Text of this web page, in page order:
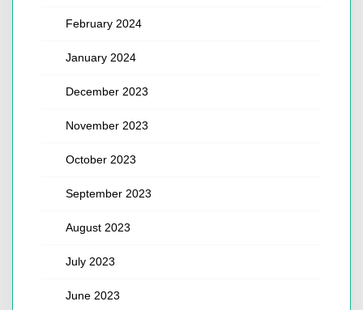
February 2024
January 2024
December 2023
November 2023
October 2023
September 2023
August 2023
July 2023
June 2023